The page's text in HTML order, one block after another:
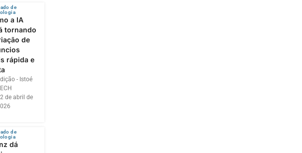
de
a IA
tornando
de
rápida e
- Istoé
de abril de
de
dá